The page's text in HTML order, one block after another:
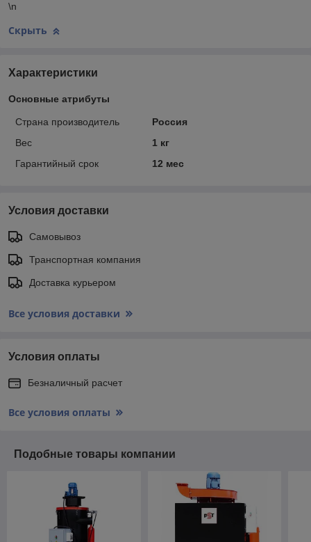
\n
Скрыть
Характеристики
Основные атрибуты
Страна производитель
Россия
Вес
1 кг
Гарантийный срок
12 мес
Условия доставки
Самовывоз
Транспортная компания
Доставка курьером
Все условия доставки
Условия оплаты
Безналичный расчет
Все условия оплаты
Подобные товары компании